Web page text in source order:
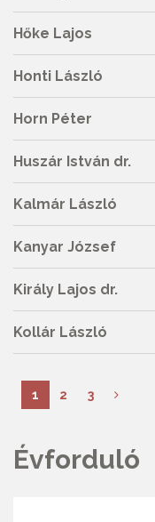
Hőke Lajos
Honti László
Horn Péter
Huszár István dr.
Kalmár László
Kanyar József
Király Lajos dr.
Kollár László
1 2 3
Évforduló